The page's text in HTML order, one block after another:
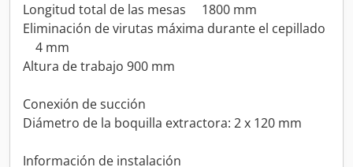
Longitud total de las mesas 1800 mm
Eliminación de virutas máxima durante el cepillado
4 mm
Altura de trabajo 900 mm
Conexión de succión
Diámetro de la boquilla extractora: 2 x 120 mm
Información de instalación